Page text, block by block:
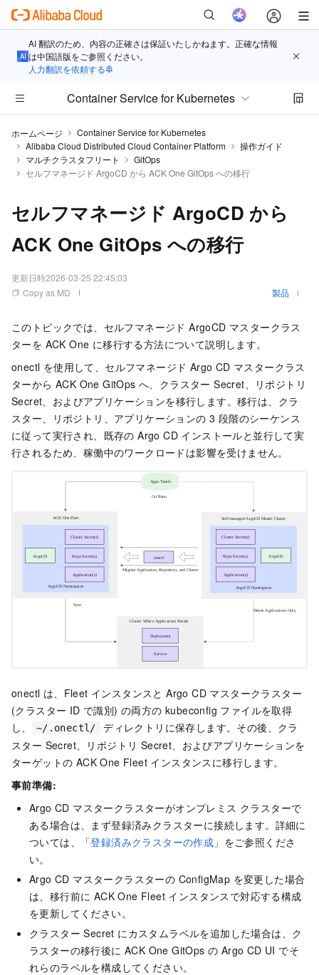
AI 翻訳のため、内容の正確さは保証いたしかねます。正確な情報
は中国語版をご参照ください。
人力翻訳を依頼する
Container Service for Kubernetes
ホームページ
Container Service for Kubernetes
Alibaba Cloud Distributed Cloud Container Platform
操作ガイド
マルチクラスタフリート
GitOps
セルフマネージド ArgoCD から ACK One GitOps への移行
セルフマネージド ArgoCD から
ACK One GitOps への移行
更新日時2026-03-25 22:45:03
Copy as MD
製品
このトピックでは、セルフマネージド ArgoCD マスタークラス
ターを ACK One に移行する方法について説明します。
onectl を使用して、セルフマネージド Argo CD マスタークラス
ターから ACK One GitOps へ、クラスター Secret、リポジトリ
Secret、およびアプリケーションを移行します。移行は、クラ
スター、リポジトリ、アプリケーションの 3 段階のシーケンス
に従って実行され、既存の Argo CD インストールと並行して実
行されるため、稼働中のワークロードは影響を受けません。
onectl は、Fleet インスタンスと Argo CD マスタークラスター
(クラスター ID で識別) の両方の kubeconfig ファイルを取得
し、
~/.onectl/
ディレクトリに保存します。その後、クラ
スター Secret、リポジトリ Secret、およびアプリケーションを
ターゲットの ACK One Fleet インスタンスに移行します。
事前準備:
Argo CD マスタークラスターがオンプレミス クラスターで
ある場合は、まず登録済みクラスターに接続します。詳細に
ついては、「登録済みクラスターの作成 」をご参照くださ
い。
Argo CD マスタークラスターの ConfigMap を変更した場合
は、移行前に ACK One Fleet インスタンスで対応する構成
を更新してください。
クラスター Secret にカスタムラベルを追加した場合は、ク
ラスターの移行後に ACK One GitOps の Argo CD UI でそ
れらのラベルを構成してください。